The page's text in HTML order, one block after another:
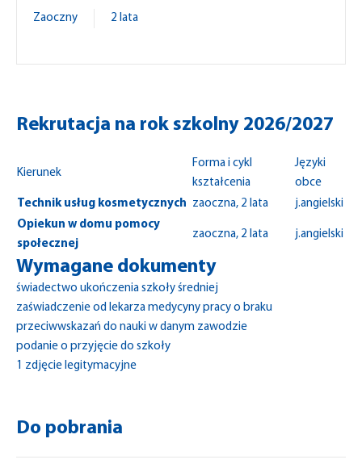
Zaoczny 2 lata
Rekrutacja na rok szkolny 2026/2027
Kierunek
Forma i cykl
kształcenia
Języki
obce
Technik usług kosmetycznych zaoczna, 2 lata
j.angielski
Opiekun w domu pomocy
społecznej
zaoczna, 2 lata j.angielski
Wymagane dokumenty
świadectwo ukończenia szkoły średniej
zaświadczenie od lekarza medycyny pracy o braku
przeciwwskazań do nauki w danym zawodzie
podanie o przyjęcie do szkoły
1 zdjęcie legitymacyjne
Do pobrania